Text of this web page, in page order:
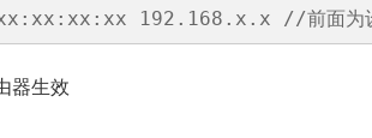
192.168.x.x //前面为设备
器生效